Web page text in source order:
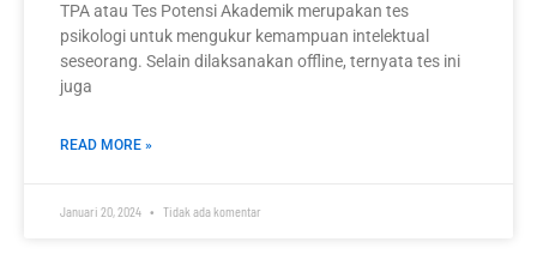
TPA atau Tes Potensi Akademik merupakan tes
psikologi untuk mengukur kemampuan intelektual
seseorang. Selain dilaksanakan offline, ternyata tes ini
juga
READ MORE »
Januari 20, 2024 Tidak ada komentar